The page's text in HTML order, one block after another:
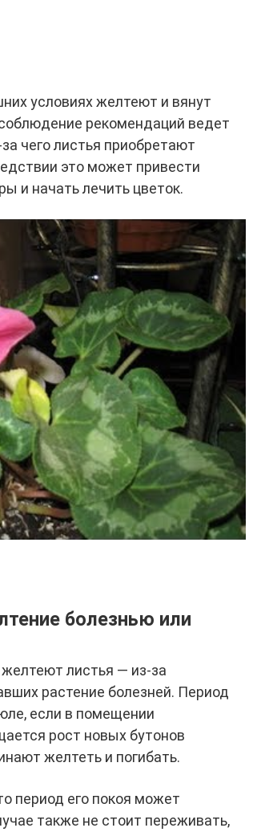
условиях желтеют и вянут
рекомендаций ведет
чего листья приобретают
это может привести
и начать лечить цветок.
болезнью или
листья — из-за
растение болезней. Период
если в помещении
рост новых бутонов
желтеть и погибать.
период его покоя может
также не стоит переживать,